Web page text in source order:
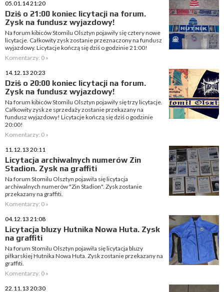
05.01.14 21:20
Dziś o 21:00 koniec licytacji na forum.
Zysk na fundusz wyjazdowy!
Na forum kibiców Stomilu Olsztyn pojawiły się cztery nowe
licytacje. Całkowity zysk zostanie przeznaczony na fundusz
wyjazdowy. Licytacje kończą się dziś o godzinie 21:00!
Komentarzy: 0 »
14.12.13 20:23
Dziś o 20:00 koniec licytacji na forum.
Zysk na fundusz wyjazdowy!
Na forum kibiców Stomilu Olsztyn pojawiły się trzy licytacje.
Całkowity zysk ze sprzedaży zostanie przekazany na
fundusz wyjazdowy! Licytacje kończą się dziś o godzinie
20:00!
Komentarzy: 0 »
11.12.13 20:11
Licytacja archiwalnych numerów Zin
Stadion. Zysk na graffiti
Na forum Stomilu Olsztyn pojawiła się licytacja
archiwalnych numerów "Zin Stadion". Zysk zostanie
przekazany na graffiti.
Komentarzy: 0 »
04.12.13 21:08
Licytacja bluzy Hutnika Nowa Huta. Zysk
na graffiti
Na forum Stomilu Olsztyn pojawiła się licytacja bluzy
piłkarskiej Hutnika Nowa Huta. Zysk zostanie przekazany na
graffiti.
Komentarzy: 0 »
22.11.13 20:30